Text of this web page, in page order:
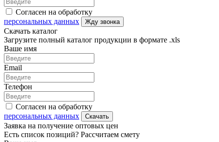
Согласен на обработку
персональных данных
Жду звонка
Скачать каталог
Загрузите полный каталог продукции в формате .xls
Ваше имя
Email
Телефон
Согласен на обработку
персональных данных
Скачать
Заявка на получение оптовых цен
Есть список позиций? Рассчитаем смету